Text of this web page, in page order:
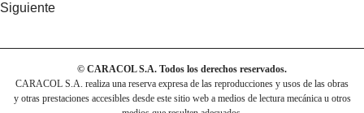
Siguiente
© CARACOL S.A. Todos los derechos reservados.
CARACOL S.A. realiza una reserva expresa de las reproducciones y usos de las obras
y otras prestaciones accesibles desde este sitio web a medios de lectura mecánica u otros